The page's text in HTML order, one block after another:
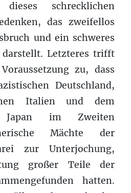
schrecklichen
das zweifellos
und ein schweres
darstellt. Letzteres trifft
zu, dass
Deutschland,
Italien und dem
Japan im Zweiten
Mächte der
zur Unterjochung,
großer Teile der
hatten.